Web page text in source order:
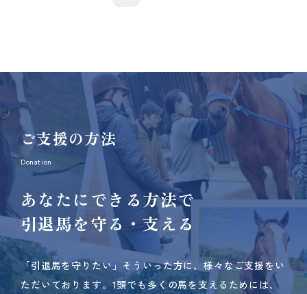
ご支援の方法
Donation
あなたにできる方法で
引退馬を守る・支える
「引退馬を守りたい」そういった方に、様々なご支援をい
ただいております。 1頭でも多くの馬を支えるためには、